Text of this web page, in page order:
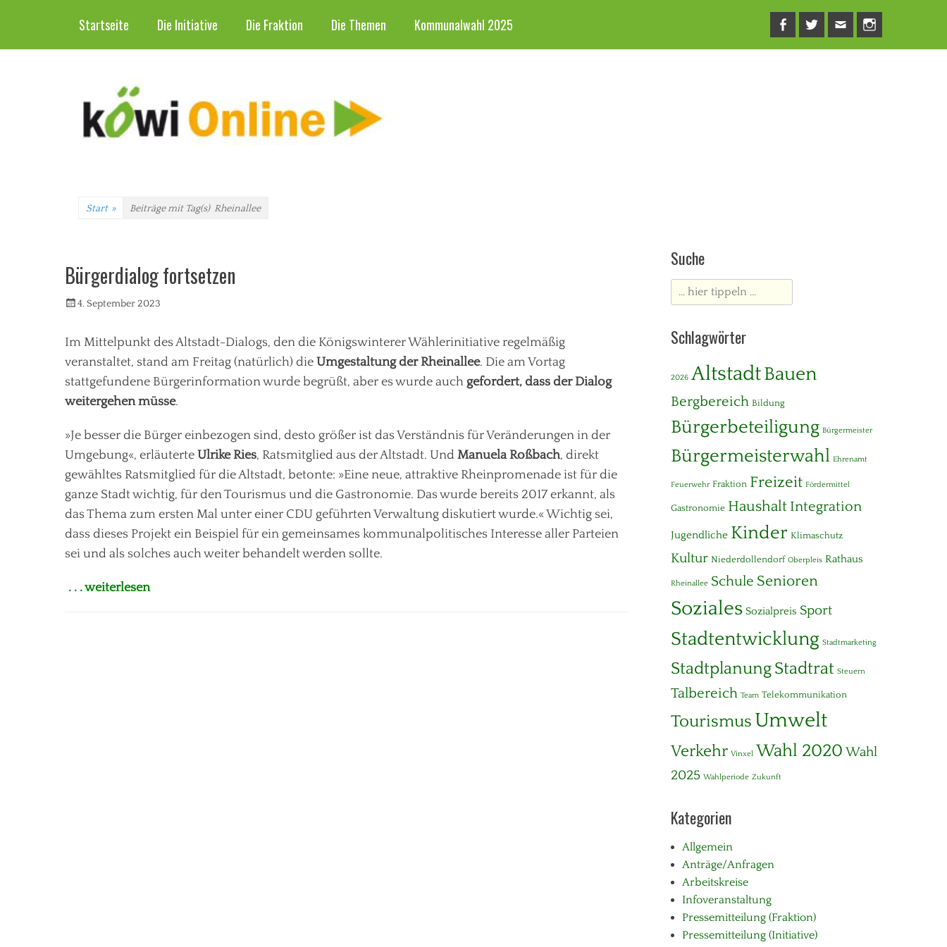
zumStartseite Die Initiative Die Fraktion Die Themen Kommunalwahl 2025 Facebook
Twitter
Mail
Start » Beiträge mit Tag(s) Rheinallee
Bürgerdialog fortsetzen
Veröffentlicht
4. September 2023
Im Mittelpunkt des Altstadt-Dialogs, den die Königswinterer Wählerinitiative regelmäßig
veranstaltet, stand am Freitag (natürlich) die Umgestaltung der Rheinallee. Die am Vortag
stattgefundene Bürgerinformation wurde begrüßt, aber es wurde auch gefordert, dass der Dialog
weitergehen müsse.
»Je besser die Bürger einbezogen sind, desto größer ist das Verständnis für Veränderungen in der
Umgebung«, erläuterte Ulrike Ries, Ratsmitglied aus der Altstadt. Und Manuela Roßbach, direkt
gewähltes Ratsmitglied für die Altstadt, betonte: »Eine neue, attraktive Rheinpromenade ist für die
ganze Stadt wichtig, für den Tourismus und die Gastronomie. Das wurde bereits 2017 erkannt, als
das Thema zum ersten Mal unter einer CDU geführten Verwaltung diskutiert wurde.« Wichtig sei,
dass dieses Projekt ein Beispiel für ein gemeinsames kommunalpolitisches Interesse aller Parteien
sei und als solches auch weiter behandelt werden sollte.
. . . weiterlesen
Suche
Suche
nach:
Schlagwörter
2026 AltstadtBauen
Bergbereich Bildung
Bürgerbeteiligung Bürgermeister
Bürgermeisterwahl Ehrenamt
Feuerwehr Fraktion Freizeit Fördermittel
Gastronomie Haushalt Integration
Jugendliche Kinder Klimaschutz
Kultur Niederdollendorf Oberpleis Rathaus
Rheinallee Schule Senioren
Soziales Sozialpreis Sport
Stadtentwicklung Stadtmarketing
StadtplanungStadtrat Steuern
Talbereich Team Telekommunikation
TourismusUmwelt
Verkehr Vinxel Wahl 2020 Wahl
2025 Wahlperiode Zukunft
Kategorien
Allgemein
Anträge/Anfragen
Arbeitskreise
Infoveranstaltung
Pressemitteilung (Fraktion)
Pressemitteilung (Initiative)